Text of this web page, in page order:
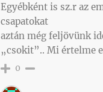
Egyébként is sz.r az
csapatokat
aztán még feljövünk
„csokit”.. Mi értelme
0